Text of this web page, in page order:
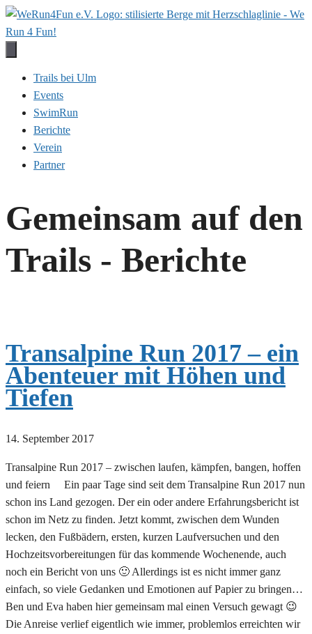
Zum
Inhalt
Trails bei Ulm
Events
SwimRun
Berichte
Verein
Partner
Gemeinsam auf den
Trails - Berichte
Transalpine Run 2017 – ein
Abenteuer mit Höhen und
Tiefen
14. September 2017
Transalpine Run 2017 – zwischen laufen, kämpfen, bangen, hoffen
und feiern Ein paar Tage sind seit dem Transalpine Run 2017 nun
schon ins Land gezogen. Der ein oder andere Erfahrungsbericht ist
schon im Netz zu finden. Jetzt kommt, zwischen dem Wunden
lecken, den Fußbädern, ersten, kurzen Laufversuchen und den
Hochzeitsvorbereitungen für das kommende Wochenende, auch
noch ein Bericht von uns 🙂 Allerdings ist es nicht immer ganz
einfach, so viele Gedanken und Emotionen auf Papier zu bringen…
Ben und Eva haben hier gemeinsam mal einen Versuch gewagt 😉
Die Anreise verlief eigentlich wie immer, problemlos erreichten wir